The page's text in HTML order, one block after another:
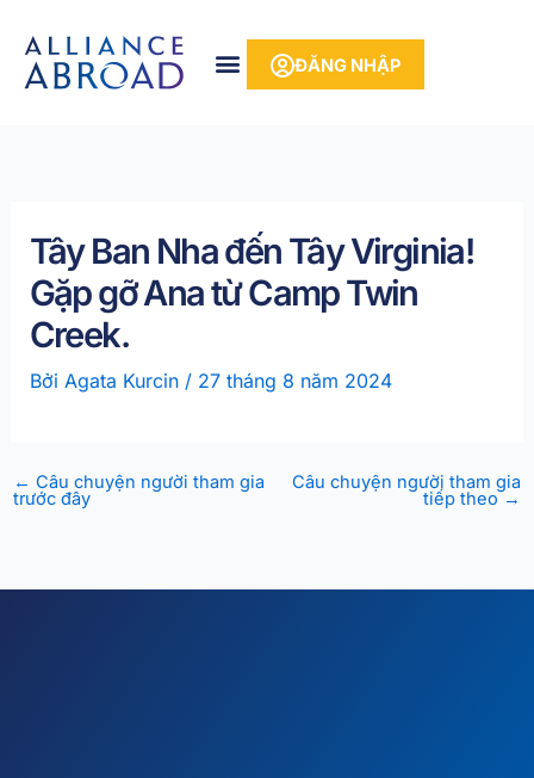
nội
dung
qua
ĐĂNG NHẬP
Tây Ban Nha đến Tây Virginia!
Gặp gỡ Ana từ Camp Twin
Creek.
Bởi Agata Kurcin/ 27 tháng 8 năm 2024
← Câu chuyện người tham gia
trước đây
Câu chuyện người tham gia
tiếp theo→